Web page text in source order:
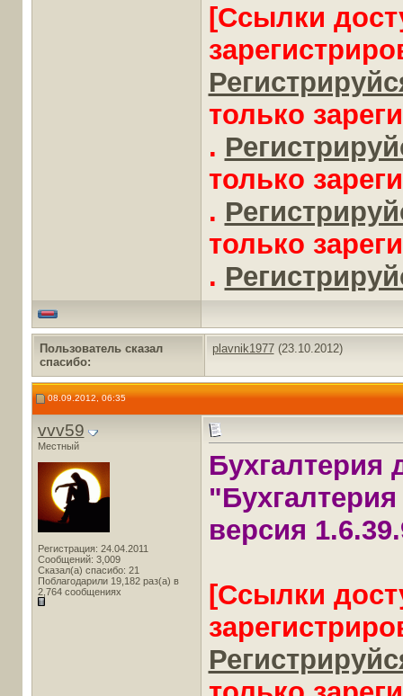
[Ссылки
только
.
только
.
только
.
Пользователь сказал
cпасибо:
plavnik1977(23.10.2012)
08.09.2012, 06:35
vvv59
Местный
Регистрация: 24.04.2011
Сообщений: 3,009
Сказал(а) спасибо: 21
Поблагодарили 19,182 раз(а) в
2,764 сообщениях
Бухгалтерия
версия
[Ссылки